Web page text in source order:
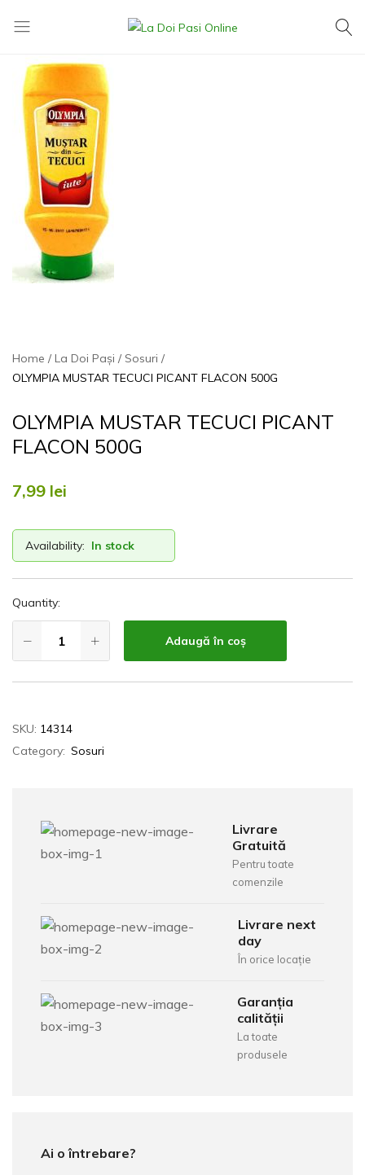
Home La Doi Pași
Sosuri
OLYMPIA MUSTAR TECUCI PICANT FLACON 500G
OLYMPIA MUSTAR TECUCI PICANT
FLACON 500G
7,99 lei
Availability: In stock
Quantity:
Adaugă în coș
SKU: 14314
Category: Sosuri
Livrare
Gratuită
Pentru toate
comenzile
Livrare next
day
În orice locație
Garanția
calității
La toate
produsele
Ai o întrebare?